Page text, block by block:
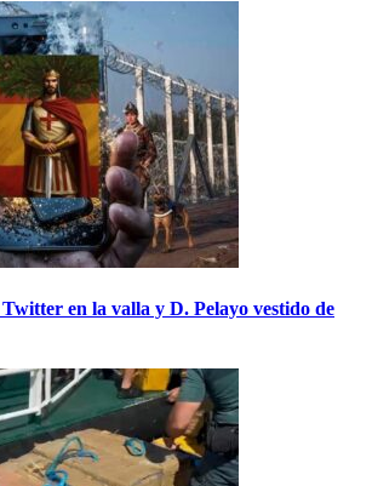
en la valla y D. Pelayo vestido de